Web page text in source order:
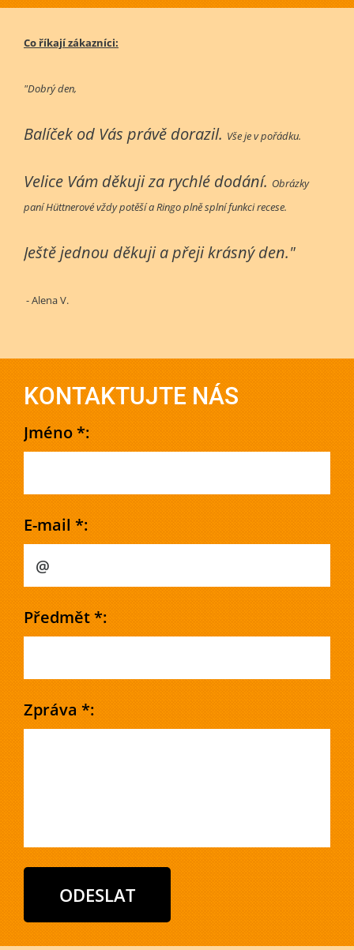
Co říkají zákazníci:
"Dobrý den,
Balíček od Vás právě dorazil. Vše je v pořádku.
Velice Vám děkuji za rychlé dodání. Obrázky
paní Hüttnerové vždy potěší a Ringo plně splní funkci recese.
Ještě jednou děkuji a přeji krásný den."
- Alena V.
KONTAKTUJTE NÁS
Jméno *:
E-mail *:
Předmět *:
Zpráva *: